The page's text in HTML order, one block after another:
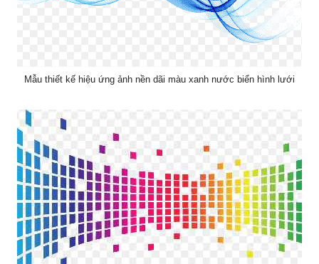
Mẫu thiết kế hiệu ứng ảnh nền dãi màu xanh nước biển hình lưới